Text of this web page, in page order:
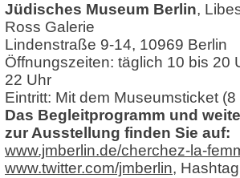
Jüdisches Museum Berlin,
Ross Galerie
Lindenstraße 9-14, 10969 Berlin
Öffnungszeiten: täglich 10 bis 20
22 Uhr
Eintritt: Mit dem Museumsticket
Das Begleitprogramm und
zur Ausstellung finden Sie auf:
www.jmberlin.de/cherchez-la-
www.twitter.com/jmberlin,